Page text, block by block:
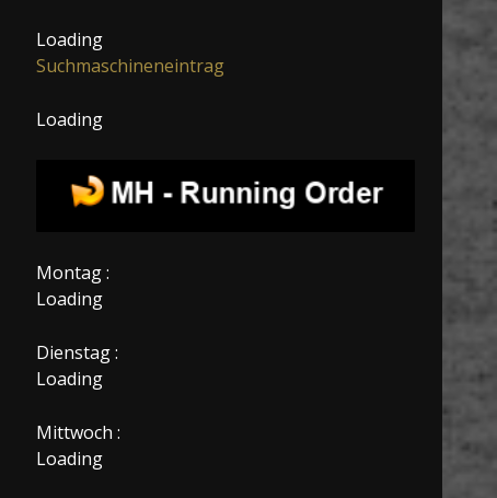
Loading
Suchmaschineneintrag
Loading
Montag :
Loading
Dienstag :
Loading
Mittwoch :
Loading